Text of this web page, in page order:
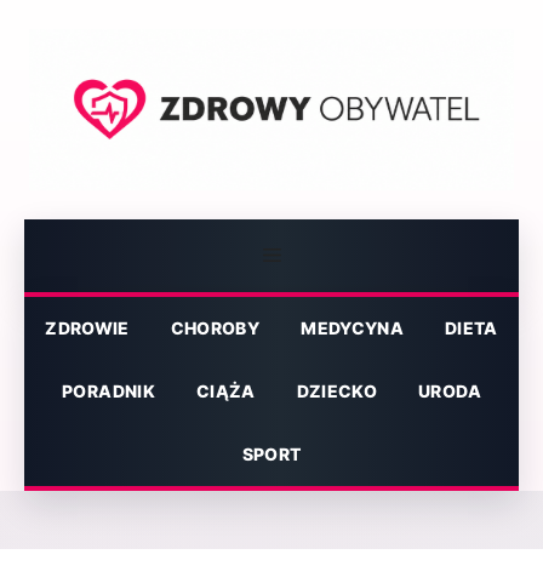
ZDROWIE CHOROBY MEDYCYNA DIETA
PORADNIK CIĄŻA DZIECKO URODA
SPORT